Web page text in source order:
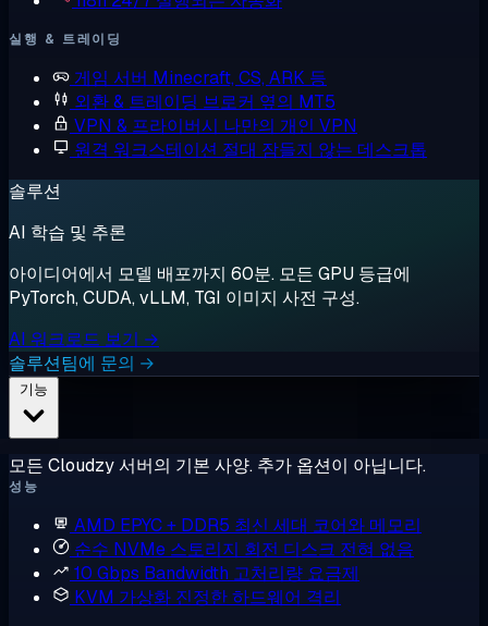
실행 & 트레이딩
게임 서버 Minecraft, CS, ARK 등
외환 & 트레이딩 브로커 옆의 MT5
VPN & 프라이버시 나만의 개인 VPN
원격 워크스테이션 절대 잠들지 않는 데스크톱
솔루션
AI 학습 및 추론
아이디어에서 모델 배포까지 60분. 모든 GPU 등급에
PyTorch, CUDA, vLLM, TGI 이미지 사전 구성.
AI 워크로드 보기 →
솔루션팀에 문의 →
모든 Cloudzy 서버의 기본 사양. 추가 옵션이 아닙니다.
성능
AMD EPYC + DDR5 최신 세대 코어와 메모리
순수 NVMe 스토리지 회전 디스크 전혀 없음
10 Gbps Bandwidth 고처리량 요금제
KVM 가상화 진정한 하드웨어 격리